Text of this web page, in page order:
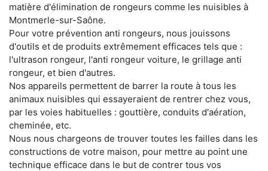
matière d'élimination de rongeurs comme les nuisibles à
Montmerle-sur-Saône.
Pour votre prévention anti rongeurs, nous jouissons
d'outils et de produits extrêmement efficaces tels que :
l'ultrason rongeur, l'anti rongeur voiture, le grillage anti
rongeur, et bien d'autres.
Nos appareils permettent de barrer la route à tous les
animaux nuisibles qui essayeraient de rentrer chez vous,
par les voies habituelles : gouttière, conduits d'aération,
cheminée, etc.
Nous nous chargeons de trouver toutes les failles dans les
constructions de votre maison, pour mettre au point une
technique efficace dans le but de contrer tous vos